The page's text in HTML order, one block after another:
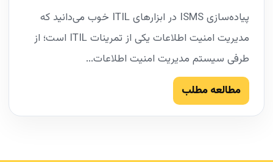
پیاده‌سازی ISMS در ابزارهای ITIL خوب می‌دانید که
مدیریت امنیت اطلاعات یکی از تمرینات ITIL است؛ از
طرفی سیستم مدیریت امنیت اطلاعات...
مطالعه مطلب